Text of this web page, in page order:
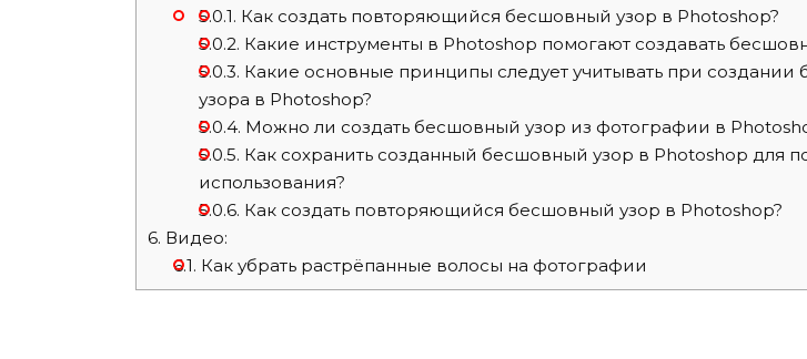
5.0.1. Как создать повторяющийся бесшовный узор в Photoshop?
5.0.2. Какие инструменты в Photoshop помогают создавать
5.0.3. Какие основные принципы следует учитывать при создании
узора в Photoshop?
5.0.4. Можно ли создать бесшовный узор из фотографии в
5.0.5. Как сохранить созданный бесшовный узор в Photoshop для
использования?
5.0.6. Как создать повторяющийся бесшовный узор в Photoshop?
6. Видео:
6.1. Как убрать растрёпанные волосы на фотографии